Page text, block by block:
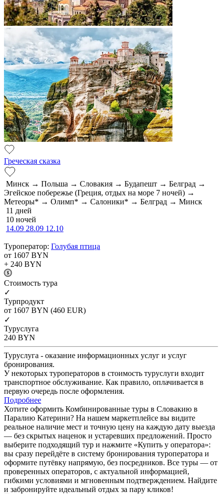
Греческая сказка
Минск → Польша → Словакия → Будапешт → Белград →
Эгейское побережье (Греция, отдых на море 7 ночей) →
Метеоры* → Олимп* → Салоники* → Белград → Минск
11 дней
10 ночей
14.09 28.09 12.10
Туроператор: Голубая птица
от 1607 BYN
+ 240 BYN
Cтоимость тура
✓
Турпродукт
от 1607 BYN (460 EUR)
✓
Туруслуга
240 BYN
Туруслуга - оказание информационных услуг и услуг
бронирования.
У некоторых туроператоров в стоимость туруслуги входит
транспортное обслуживание. Как правило, оплачивается в
первую очередь после оформления.
Подробнее
Хотите оформить Комбинированные туры в Словакию в
Паралию Катерини? На нашем маркетплейсе вы видите
реальное наличие мест и точную цену на каждую дату выезда
— без скрытых наценок и устаревших предложений. Просто
выберите подходящий тур и нажмите «Купить у оператора»:
вы сразу перейдёте в систему бронирования туроператора и
оформите путёвку напрямую, без посредников. Все туры — от
проверенных операторов, с актуальной информацией,
гибкими условиями и мгновенным подтверждением. Найдите
и забронируйте идеальный отдых за пару кликов!